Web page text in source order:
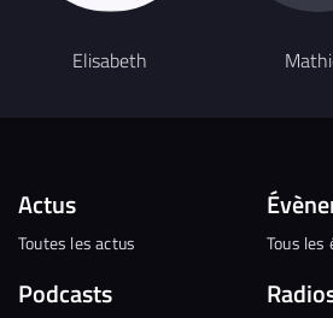
Elisabeth
Actus
Toutes les actus
Podcasts
Tous